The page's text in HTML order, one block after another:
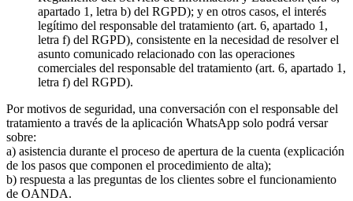
apartado 1, letra b) del RGPD); y en otros casos, el interés
legítimo del responsable del tratamiento (art. 6, apartado 1,
letra f) del RGPD), consistente en la necesidad de resolver el
asunto comunicado relacionado con las operaciones
comerciales del responsable del tratamiento (art. 6, apartado 1,
letra f) del RGPD).
Por motivos de seguridad, una conversación con el responsable del
tratamiento a través de la aplicación WhatsApp solo podrá versar
sobre:
a) asistencia durante el proceso de apertura de la cuenta (explicación
de los pasos que componen el procedimiento de alta);
b) respuesta a las preguntas de los clientes sobre el funcionamiento
de OANDA.